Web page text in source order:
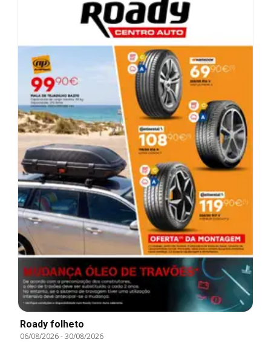
Roady folheto
06/08/2026-30/08/2026